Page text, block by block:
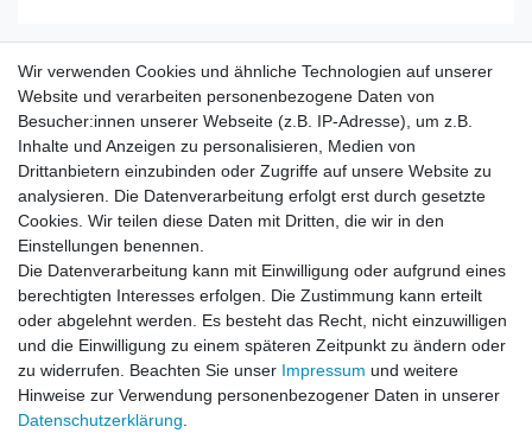
Information
Versand mit DHL weltweit
Kostenloser Versand ab 40 €
Lieferung an Paketstation
14 Tage Rückgaberecht
Wichtiges
Datenschutz
Impressum
Kontakt
AGB
Service
Zahlung und Versand
Wir verwenden Cookies und ähnliche Technologien auf unserer
Website und verarbeiten personenbezogene Daten von
Besucher:innen unserer Webseite (z.B. IP-Adresse), um z.B.
Inhalte und Anzeigen zu personalisieren, Medien von
Drittanbietern einzubinden oder Zugriffe auf unsere Website zu
analysieren. Die Datenverarbeitung erfolgt erst durch gesetzte
Cookies. Wir teilen diese Daten mit Dritten, die wir in den
Einstellungen benennen.
Die Datenverarbeitung kann mit Einwilligung oder aufgrund eines
berechtigten Interesses erfolgen. Die Zustimmung kann erteilt
oder abgelehnt werden. Es besteht das Recht, nicht einzuwilligen
und die Einwilligung zu einem späteren Zeitpunkt zu ändern oder
zu widerrufen. Beachten Sie unser Impressum und weitere
Hinweise zur Verwendung personenbezogener Daten in unserer
Daten­schutz­erklärung